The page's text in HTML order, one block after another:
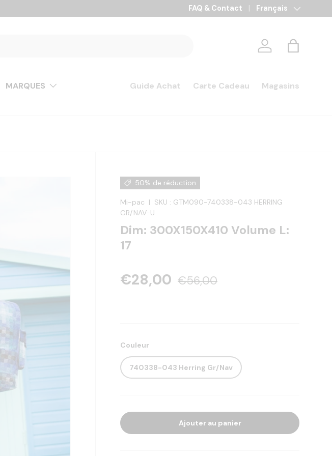
Paiement en 3x, 4x et 10x sans frais
FAQ & Contact Langue
Français
Se connecter
Panier
MARQUES
Guide Achat Carte Cadeau Magasins
50% de réduction
Mi-pac | SKU : GTM090-740338-043 HERRING
GR/NAV-U
Dim: 300X150X410 Volume L:
17
€28,00 €56,00
Couleur
740338-043 Herring Gr/Nav
Ajouter au panier